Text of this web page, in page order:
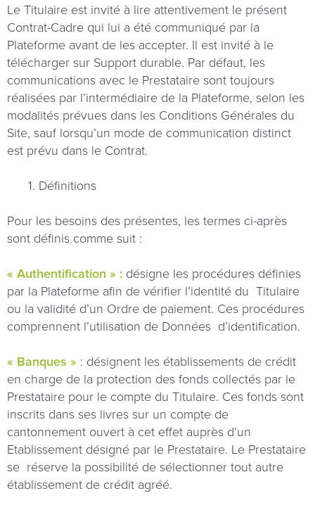
Le Titulaire est invité à lire attentivement le présent
Contrat-Cadre qui lui a été communiqué par la
Plateforme avant de les accepter. Il est invité à le
télécharger sur Support durable. Par défaut, les
communications avec le Prestataire sont toujours
réalisées par l’intermédiaire de la Plateforme, selon les
modalités prévues dans les Conditions Générales du
Site, sauf lorsqu’un mode de communication distinct
est prévu dans le Contrat.
1. Définitions
Pour les besoins des présentes, les termes ci-après
sont définis comme suit :
« Authentification » : désigne les procédures définies
par la Plateforme afin de vérifier l’identité du Titulaire
ou la validité d’un Ordre de paiement. Ces procédures
comprennent l’utilisation de Données d’identification.
« Banques » : désignent les établissements de crédit
en charge de la protection des fonds collectés par le
Prestataire pour le compte du Titulaire. Ces fonds sont
inscrits dans ses livres sur un compte de
cantonnement ouvert à cet effet auprès d’un
Etablissement désigné par le Prestataire. Le Prestataire
se réserve la possibilité de sélectionner tout autre
établissement de crédit agréé.